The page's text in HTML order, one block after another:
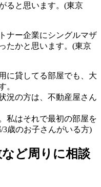
ると思います。(東京
ナー企業にシングルマザ
たかと思います。(東京
に貸してる部屋でも、大
。
況の方は、不動産屋さん
私はそれで最初の部屋を
歳のお子さんがいる方)
ど周りに相談